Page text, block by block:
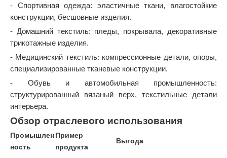
- Спортивная одежда: эластичные ткани, влагостойкие
конструкции, бесшовные изделия.
- Домашний текстиль: пледы, покрывала, декоративные
трикотажные изделия.
- Медицинский текстиль: компрессионные детали, опоры,
специализированные тканевые конструкции.
- Обувь и автомобильная промышленность:
структурированный вязаный верх, текстильные детали
интерьера.
Обзор отраслевого использования
Промышлен
ность
Пример
продукта
Выгода